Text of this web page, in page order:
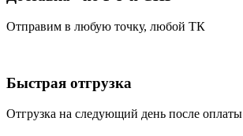
Отправим в любую точку, любой ТК
Быстрая отгрузка
Отгрузка на следующий день после оплаты